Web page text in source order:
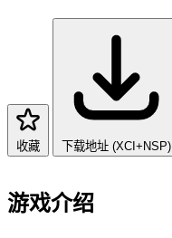
收藏 下载地址 (XCI+NSP)
游戏介绍